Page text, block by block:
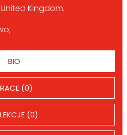
Kingdom.
BIO
(0)
(0)